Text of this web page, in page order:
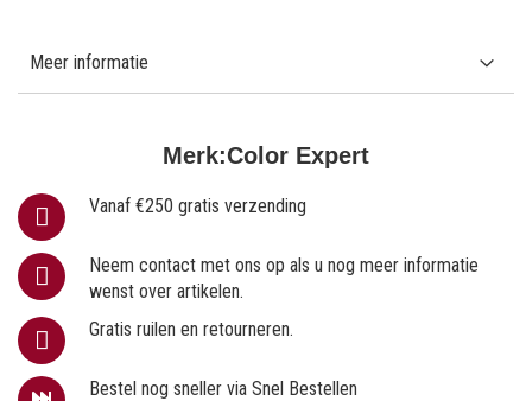
Merk:Color Expert
Vanaf €250 gratis verzending
Neem contact met ons op als u nog meer informatie
wenst over artikelen.
Gratis ruilen en retourneren.
Bestel nog sneller via Snel Bestellen
Meer informatie